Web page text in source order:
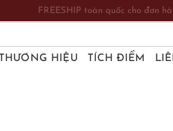
FREESHIP toàn quốc cho đơn
THƯƠNG HIỆU TÍCH ĐIỂM